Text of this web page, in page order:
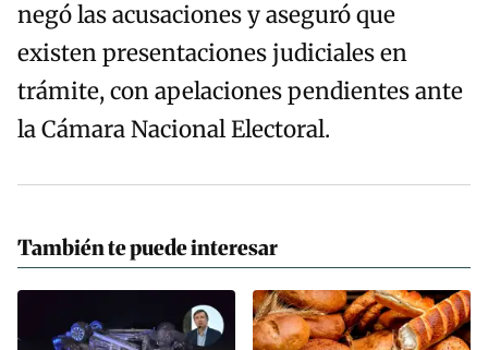
negó las acusaciones y aseguró que
existen presentaciones judiciales en
trámite, con apelaciones pendientes ante
la Cámara Nacional Electoral.
También te puede interesar